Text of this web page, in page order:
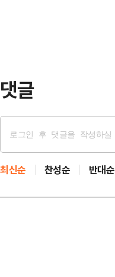
댓글
최신순 찬성순 반대순